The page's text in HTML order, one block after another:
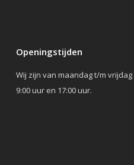
Openingstijden
Wij zijn van maandag t/m vrijdag
9:00 uur en 17:00 uur.